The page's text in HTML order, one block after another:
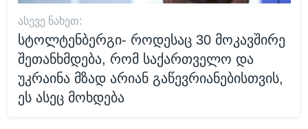
ᲐᲡᲔᲕᲔ ᲜᲐᲮᲔᲗ:
სტოლტენბერგი- როდესაც 30 მოკავშირე
შეთანხმდება, რომ საქართველო და
უკრაინა მზად არიან გაწევრიანებისთვის,
ეს ასეც მოხდება